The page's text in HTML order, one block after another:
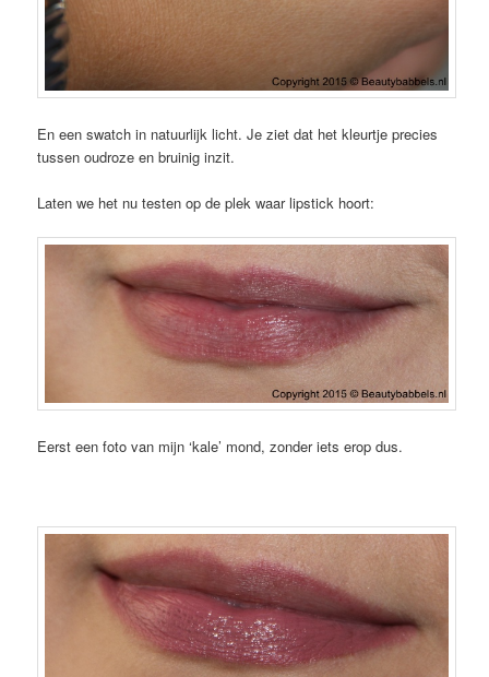
En een swatch in natuurlijk licht. Je ziet dat het kleurtje precies
tussen oudroze en bruinig inzit.
Laten we het nu testen op de plek waar lipstick hoort:
Eerst een foto van mijn ‘kale’ mond, zonder iets erop dus.